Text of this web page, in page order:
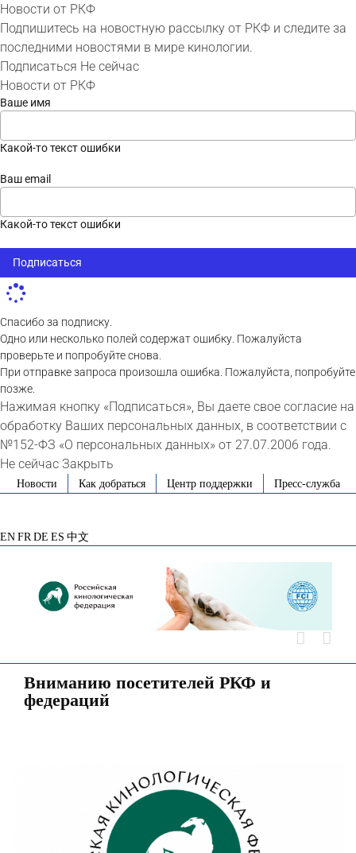
Новости от РКФ
Подпишитесь на новостную рассылку от РКФ и следите за
последними новостями в мире кинологии.
Подписаться Не сейчас
Новости от РКФ
Ваше имя
Какой-то текст ошибки
Ваш email
Какой-то текст ошибки
Подписаться
Спасибо за подписку.
Одно или несколько полей содержат ошибку. Пожалуйста
проверьте и попробуйте снова.
При отправке запроса произошла ошибка. Пожалуйста, попробуйте
позже.
Нажимая кнопку «Подписаться», Вы даете свое согласие на
обработку Ваших персональных данных, в соответствии с
№152-ФЗ «О персональных данных» от 27.07.2006 года.
Не сейчас Закрыть
SkipНовости Как добраться Центр поддержки Пресс-служба
EN FR DE ES 中文
Вниманию посетителей РКФ и
федераций